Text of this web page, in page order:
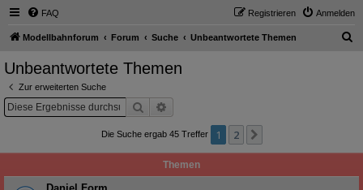
FAQ Anmelden
Registrieren
Modellbahnforum Forum Suche Unbeantwortete Themen
Unbeantwortete Themen
Zur erweiterten Suche
Suche
Die Suche ergab 45 Treffer 1 2
Themen
Daniel Form